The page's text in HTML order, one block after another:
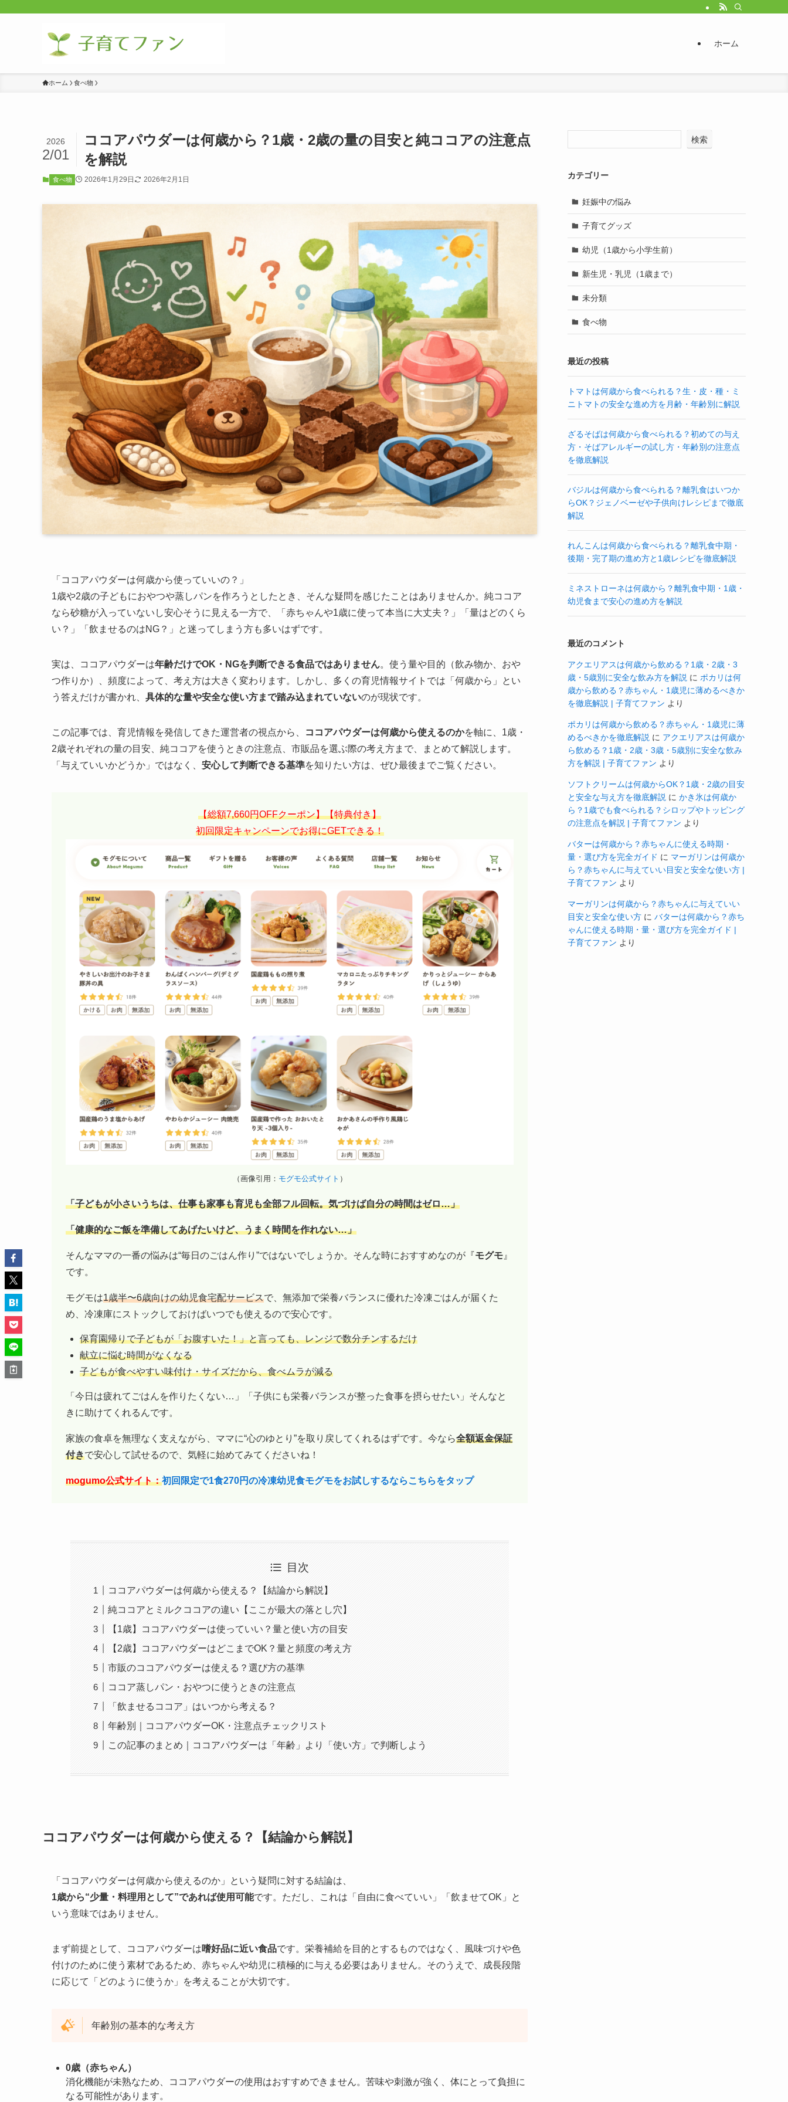
ホーム
ホーム 食べ物
ココアパウダーは何歳から？1歳・2歳の量の目安と純ココアの注意点
を解説
2026
2/01
食べ物 2026年1月29日 2026年2月1日
「ココアパウダーは何歳から使っていいの？」
1歳や2歳の子どもにおやつや蒸しパンを作ろうとしたとき、そんな疑問を感じたことはありませんか。純ココア
なら砂糖が入っていないし安心そうに見える一方で、「赤ちゃんや1歳に使って本当に大丈夫？」「量はどのくら
い？」「飲ませるのはNG？」と迷ってしまう方も多いはずです。
実は、ココアパウダーは年齢だけでOK・NGを判断できる食品ではありません。使う量や目的（飲み物か、おや
つ作りか）、頻度によって、考え方は大きく変わります。しかし、多くの育児情報サイトでは「何歳から」とい
う答えだけが書かれ、 具体的な量や安全な使い方まで踏み込まれていないのが現状です。
この記事では、育児情報を発信してきた運営者の視点から、 ココアパウダーは何歳から使えるのかを軸に、1歳・
2歳それぞれの量の目安、純ココアを使うときの注意点、市販品を選ぶ際の考え方まで、まとめて解説します。
「与えていいかどうか」ではなく、 安心して判断できる基準を知りたい方は、ぜひ最後までご覧ください。
【総額7,660円OFFクーポン】【特典付き】
初回限定キャンペーンでお得にGETできる！
（画像引用： モグモ公式サイト ）
「子どもが小さいうちは、仕事も家事も育児も全部フル回転。気づけば自分の時間はゼロ…」
「健康的なご飯を準備してあげたいけど、うまく時間を作れない…」
そんなママの一番の悩みは“毎日のごはん作り”ではないでしょうか。そんな時におすすめなのが『モグモ 』
です。
モグモは1歳半〜6歳向けの幼児食宅配サービスで、無添加で栄養バランスに優れた冷凍ごはんが届くた
め、冷凍庫にストックしておけばいつでも使えるので安心です。
保育園帰りで子どもが「お腹すいた！」と言っても、レンジで数分チンするだけ
献立に悩む時間がなくなる
子どもが食べやすい味付け・サイズだから、食べムラが減る
「今日は疲れてごはんを作りたくない…」「子供にも栄養バランスが整った食事を摂らせたい」そんなと
きに助けてくれるんです。
家族の食卓を無理なく支えながら、ママに“心のゆとり”を取り戻してくれるはずです。今なら全額返金保証
付きで安心して試せるので、気軽に始めてみてくださいね！
mogumo公式サイト：初回限定で1食270円の冷凍幼児食モグモをお試しするならこちらをタップ
目次
ココアパウダーは何歳から使える？【結論から解説】
純ココアとミルクココアの違い【ここが最大の落とし穴】
【1歳】ココアパウダーは使っていい？量と使い方の目安
【2歳】ココアパウダーはどこまでOK？量と頻度の考え方
市販のココアパウダーは使える？選び方の基準
ココア蒸しパン・おやつに使うときの注意点
「飲ませるココア」はいつから考える？
年齢別｜ココアパウダーOK・注意点チェックリスト
この記事のまとめ｜ココアパウダーは「年齢」より「使い方」で判断しよう
ココアパウダーは何歳から使える？【結論から解説】
「ココアパウダーは何歳から使えるのか」という疑問に対する結論は、
1歳から“少量・料理用として”であれば使用可能です。ただし、これは「自由に食べていい」「飲ませてOK」と
いう意味ではありません。
まず前提として、ココアパウダーは嗜好品に近い食品です。栄養補給を目的とするものではなく、風味づけや色
付けのために使う素材であるため、赤ちゃんや幼児に積極的に与える必要はありません。そのうえで、成長段階
に応じて「どのように使うか」を考えることが大切です。
年齢別の基本的な考え方
0歳（赤ちゃん）
消化機能が未熟なため、ココアパウダーの使用はおすすめできません。苦味や刺激が強く、体にとって負担に
なる可能性があります。
検索
カテゴリー
妊娠中の悩み
子育てグッズ
幼児（1歳から小学生前）
新生児・乳児（1歳まで）
未分類
食べ物
最近の投稿
トマトは何歳から食べられる？生・皮・種・ミ
ニトマトの安全な進め方を月齢・年齢別に解説
ざるそばは何歳から食べられる？初めての与え
方・そばアレルギーの試し方・年齢別の注意点
を徹底解説
バジルは何歳から食べられる？離乳食はいつか
らOK？ジェノベーゼや子供向けレシピまで徹底
解説
れんこんは何歳から食べられる？離乳食中期・
後期・完了期の進め方と1歳レシピを徹底解説
ミネストローネは何歳から？離乳食中期・1歳・
幼児食まで安心の進め方を解説
最近のコメント
アクエリアスは何歳から飲める？1歳・2歳・3
歳・5歳別に安全な飲み方を解説 に ポカリは何
歳から飲める？赤ちゃん・1歳児に薄めるべきか
を徹底解説 | 子育てファン より
ポカリは何歳から飲める？赤ちゃん・1歳児に薄
めるべきかを徹底解説 に アクエリアスは何歳か
ら飲める？1歳・2歳・3歳・5歳別に安全な飲み
方を解説 | 子育てファン より
ソフトクリームは何歳からOK？1歳・2歳の目安
と安全な与え方を徹底解説 に かき氷は何歳か
ら？1歳でも食べられる？シロップやトッピング
の注意点を解説 | 子育てファン より
バターは何歳から？赤ちゃんに使える時期・
量・選び方を完全ガイド に マーガリンは何歳か
ら？赤ちゃんに与えていい目安と安全な使い方 |
子育てファン より
マーガリンは何歳から？赤ちゃんに与えていい
目安と安全な使い方 に バターは何歳から？赤ち
ゃんに使える時期・量・選び方を完全ガイド |
子育てファン より